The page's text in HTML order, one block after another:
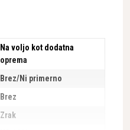
Na voljo kot dodatna
oprema
Brez/Ni primerno
Brez
Zrak